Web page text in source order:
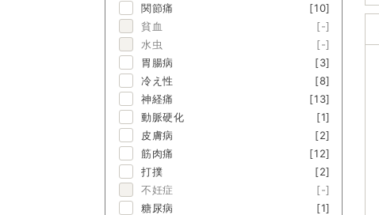
関節痛
[10]
貧血
[-]
水虫
[-]
胃腸病
[3]
冷え性
[8]
神経痛
[13]
動脈硬化
[1]
皮膚病
[2]
筋肉痛
[12]
打撲
[2]
不妊症
[-]
糖尿病
[1]